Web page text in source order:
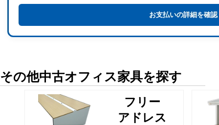
お支払いの詳細を確認
その他中古オフィス家具を探す
フリー
アドレス